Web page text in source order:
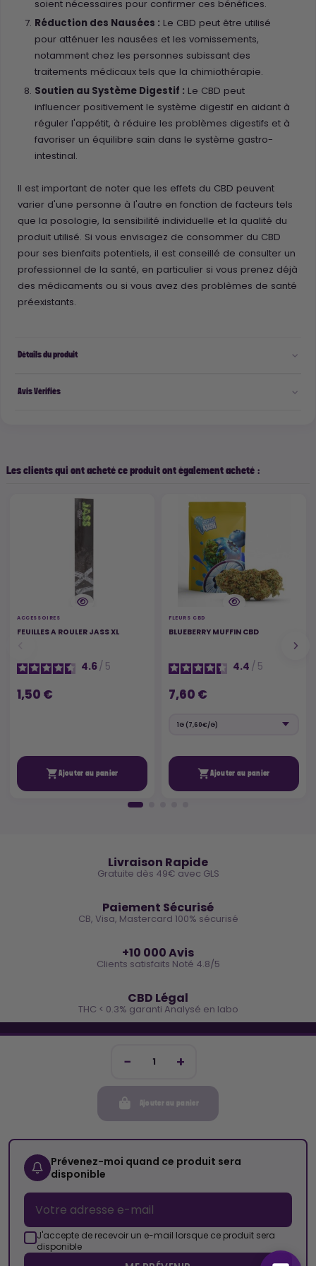
Ajouter au panier
Prévenez-moi quand ce produit sera
disponible
J'accepte de recevoir un e-mail lorsque ce produit sera
disponible
soient nécessaires pour confirmer ces bénéfices.
Réduction des Nausées : Le CBD peut être utilisé
pour atténuer les nausées et les vomissements,
notamment chez les personnes subissant des
traitements médicaux tels que la chimiothérapie.
Soutien au Système Digestif : Le CBD peut
influencer positivement le système digestif en aidant à
réguler l'appétit, à réduire les problèmes digestifs et à
favoriser un équilibre sain dans le système gastro-
intestinal.
Il est important de noter que les effets du CBD peuvent
varier d'une personne à l'autre en fonction de facteurs tels
que la posologie, la sensibilité individuelle et la qualité du
produit utilisé. Si vous envisagez de consommer du CBD
pour ses bienfaits potentiels, il est conseillé de consulter un
professionnel de la santé, en particulier si vous prenez déjà
des médicaments ou si vous avez des problèmes de santé
préexistants.
Détails du produit
Avis Vérifiés
Les clients qui ont acheté ce produit ont également acheté :
ACCESSOIRES
FEUILLES A ROULER JASS XL
4.6/ 5
1,50 €
Ajouter au panier
FLEURS CBD
BLUEBERRY MUFFIN CBD
4.4 / 5
7,60 €
Ajouter au panier
Livraison Rapide
Gratuite dès 49€ avec GLS
Paiement Sécurisé
CB, Visa, Mastercard 100% sécurisé
+10 000 Avis
Clients satisfaits Noté 4.8/5
CBD Légal
THC < 0.3% garanti Analysé en labo
Inscris-toi et reçois -10€ sur ta prochaine commande
Cocorikush
Top Catégories
Nous Suivre